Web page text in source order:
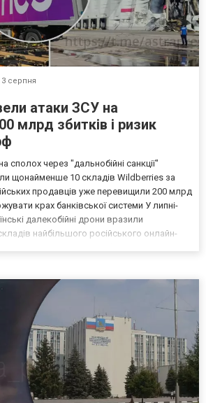
3 серпня
атаки ЗСУ на
млрд збитків і ризик
сполох через "дальнобійні санкції"
щонайменше 10 складів Wildberries за
продавців уже перевищили 200 млрд
крах банківської системи У липні-
далекобійні дрони вразили
найбільшого російського онлайн-